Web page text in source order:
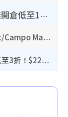
開倉優惠 | 尖沙咀海港城名牌波鞋開倉低至1折！On鞋$899起／Joy&Peace鞋履$98起
開倉優惠｜銅鑼灣時代廣場Doughnut/Campo Marzio開倉低至1折！背囊、書包、手袋劈價$200起
廚具開倉｜特福Tefal廚具/家電開倉低至3折！$220起買平底鍋/炒鑊/湯煲！電飯煲/吸塵機/燙斗$418起